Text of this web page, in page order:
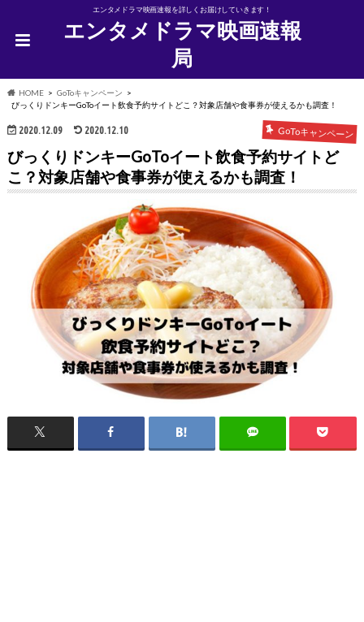
エンタメドラマ映画速報を詳しくお届けしていきます！
エンタメドラマ映画速報
局
HOME
GoToキャンペーン
びっくりドンキーGoToイート飲食予約サイトどこ？対象店舗や食事券が使えるかも調査！
2020.12.09 2020.12.10 GoToキャンペーン
びっくりドンキーGoToイート飲食予約サイトど
こ？対象店舗や食事券が使えるかも調査！